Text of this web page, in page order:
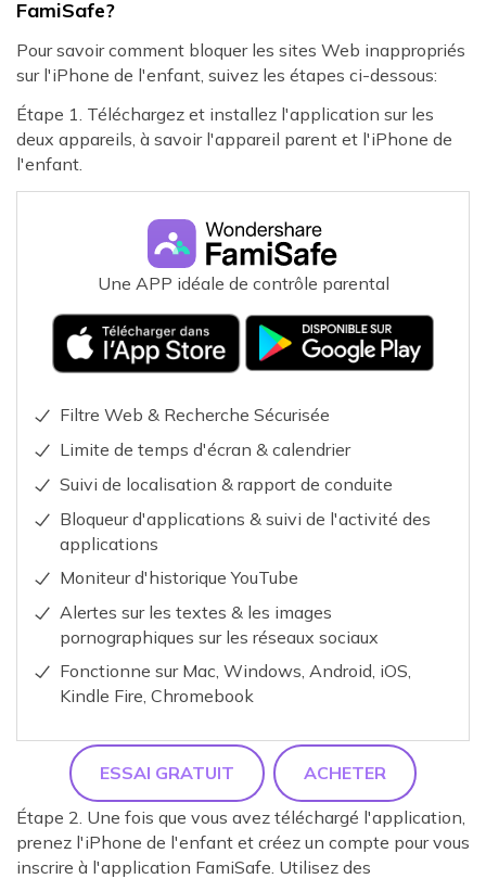
FamiSafe?
Pour savoir comment bloquer les sites Web inappropriés
sur l'iPhone de l'enfant, suivez les étapes ci-dessous:
Étape 1. Téléchargez et installez l'application sur les
deux appareils, à savoir l'appareil parent et l'iPhone de
l'enfant.
Une APP idéale de contrôle parental
Filtre Web & Recherche Sécurisée
Limite de temps d'écran & calendrier
Suivi de localisation & rapport de conduite
Bloqueur d'applications & suivi de l'activité des
applications
Moniteur d'historique YouTube
Alertes sur les textes & les images
pornographiques sur les réseaux sociaux
Fonctionne sur Mac, Windows, Android, iOS,
Kindle Fire, Chromebook
ESSAI GRATUIT ACHETER
Étape 2. Une fois que vous avez téléchargé l'application,
prenez l'iPhone de l'enfant et créez un compte pour vous
inscrire à l'application FamiSafe. Utilisez des